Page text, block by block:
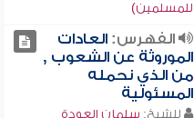
للمسلمين)
الفهرس:العادات
الموروثة عن الشعوب ,
من الذي نحمله
المسئولية
للشيخ: سلمان العودة